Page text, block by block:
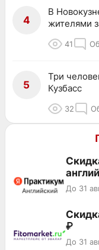
4
В
жителями
41
5
Три
Кузбасс
32
До 31
₽
До 31